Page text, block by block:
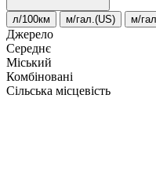
л/100км м/гал.(US) м/
Джерело
Середнє
Міський
Комбіновані
Сільська місцевість